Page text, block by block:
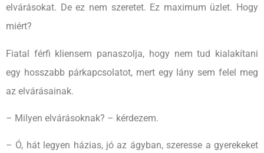
elvárásokat. De ez nem szeretet. Ez maximum üzlet. Hogy
miért?
Fiatal férfi kliensem panaszolja, hogy nem tud kialakítani
egy hosszabb párkapcsolatot, mert egy lány sem felel meg
az elvárásainak.
– Milyen elvárásoknak? – kérdezem.
– Ó, hát legyen házias, jó az ágyban, szeresse a gyerekeket